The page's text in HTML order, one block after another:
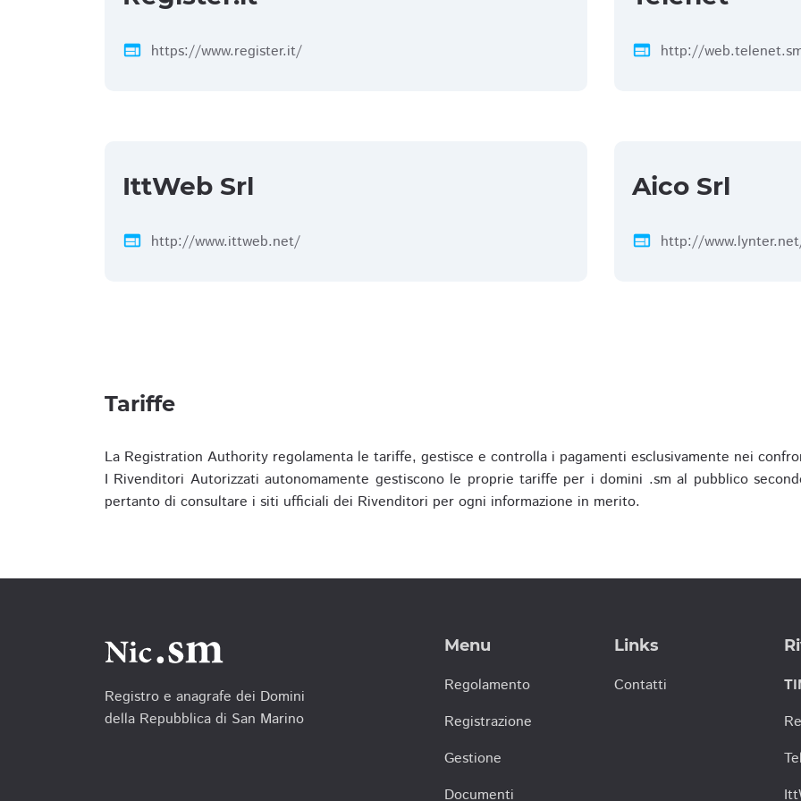
web https://www.register.it/ web http://
IttWeb Srl
web http://www.ittweb.net/
Aico Srl
web http://
Tariffe
La Registration Authority regolamenta le tariffe, gestisce e controlla i pagamenti esclusivamente nei
I Rivenditori Autorizzati autonomamente gestiscono le proprie tariffe per i domini .sm al pubblico
pertanto di consultare i siti ufficiali dei Rivenditori per ogni informazione in merito.
Registro e anagrafe dei Domini
della Repubblica di San Marino
Menu
Regolamento
Registrazione
Gestione
Documenti
Links
Contatti